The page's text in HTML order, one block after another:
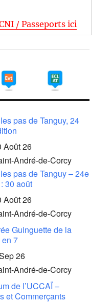
/ Passeports ici
pas de Tanguy, 24
Août 26
André-de-Corcy
pas de Tanguy – 24e
30 août
Août 26
André-de-Corcy
Guinguette de la
7
26
André-de-Corcy
de l’UCCAÏ –
et Commerçants